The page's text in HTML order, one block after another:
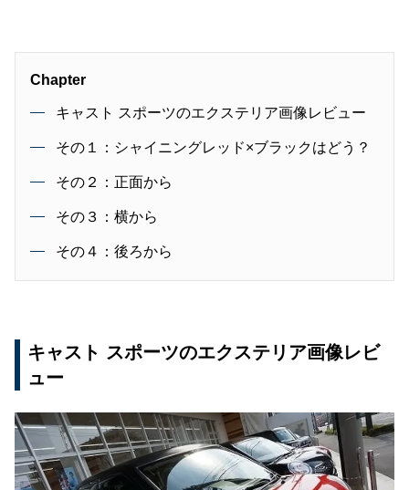
Chapter
キャスト スポーツのエクステリア画像レビュー
その１：シャイニングレッド×ブラックはどう？
その２：正面から
その３：横から
その４：後ろから
キャスト スポーツのエクステリア画像レビ
ュー